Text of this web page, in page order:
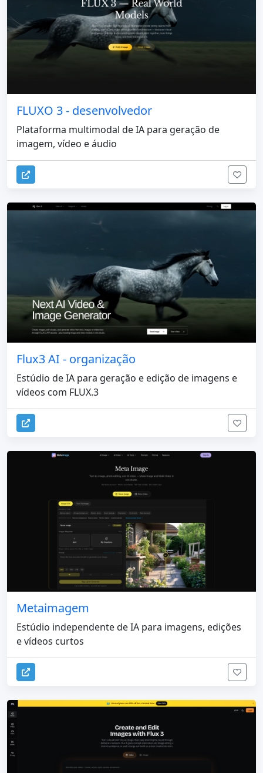
FLUXO 3 - desenvolvedor
Plataforma multimodal de IA para geração de
imagem, vídeo e áudio
Flux3 AI - organização
Estúdio de IA para geração e edição de imagens e
vídeos com FLUX.3
Metaimagem
Estúdio independente de IA para imagens, edições
e vídeos curtos